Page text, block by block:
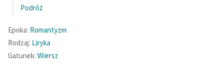
Podróż
Epoka: Romantyzm
Rodzaj: Liryka
Gatunek: Wiersz